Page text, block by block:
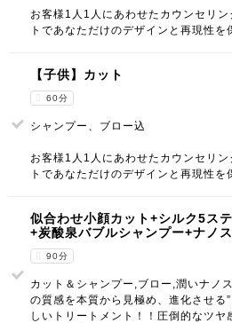
お客様1人1人にあわせたカウンセリ
トであなただけのデザインと再現性を
【子供】カット
60分
シャンプー、ブロー込
お客様1人1人にあわせたカウンセリ
トであなただけのデザインと再現性を
似合わせ小顔カット+シルク5ス
+炭酸泉バブルシャンプー+ナノ
90分
カット＆シャンプー,ブロー,潤いナノ
の質感を本質から見極め、進化させる
しいトリートメント！！圧倒的なツヤ